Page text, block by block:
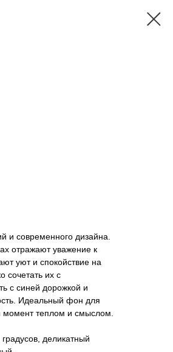
и современного дизайна.
отражают уважение к
уют и спокойствие на
сочетать их с
с синей дорожкой и
Идеальный фон для
момент теплом и смыслом.
деликатный